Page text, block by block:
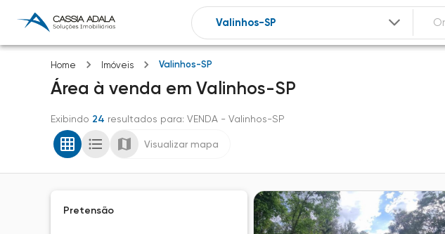
Home Imóveis Valinhos-SP
Área à venda em Valinhos-SP
Exibindo 24 resultados para: VENDA - Valinhos-SP
Visualizar mapa
Pretensão